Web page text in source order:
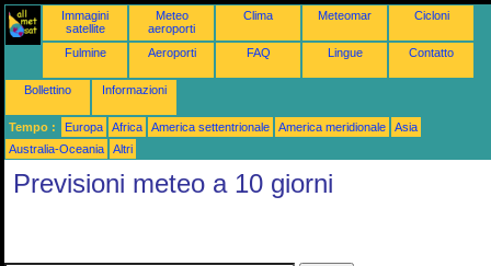
Immagini
satellite
Meteo
aeroporti
Clima Meteomar Cicloni
Fulmine Aeroporti FAQ Lingue Contatto
Bollettino Informazioni
Tempo : Europa Africa America settentrionale America meridionale
Asia
Australia-Oceania
Altri
Previsioni meteo a 10 giorni